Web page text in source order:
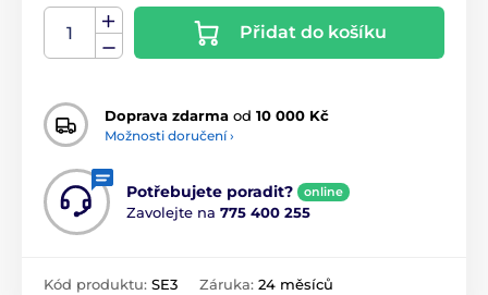
Přidat do košíku
Doprava zdarma od 10 000 Kč
Možnosti doručení ›
Potřebujete poradit? online
Zavolejte na 775 400 255
Kód produktu: SE3 Záruka: 24 měsíců